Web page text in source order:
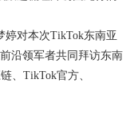
婷对本次TikTok东南亚
沿领军者共同拜访东南
、TikTok官方、